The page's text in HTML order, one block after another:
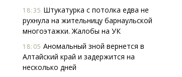
18:35 Штукатурка с потолка едва не
рухнула на жительницу барнаульской
многоэтажки. Жалобы на УК
18:05 Аномальный зной вернется в
Алтайский край и задержится на
несколько дней